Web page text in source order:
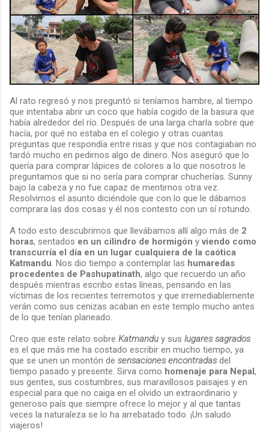
Al rato regresó y nos preguntó si teníamos hambre, al tiempo
que intentaba abrir un coco que había cogido de la basura que
había alrededor del río. Después de una larga charla sobre que
hacía, por qué no estaba en el colegio y otras cuantas
preguntas que respondía entre risas y que nos contagiaban no
tardó mucho en pedirnos algo de dinero. Nos aseguró que lo
quería para comprar lápices de colores a lo que nosotros le
preguntamos que si no sería para comprar chucherías. Sunny
bajo la cabeza y no fue capaz de mentirnos otra vez.
Resolvimos el asunto diciéndole que con lo que le dábamos
comprara las dos cosas y él nos contesto con un sí rotundo.
A todo esto descubrimos que llevábamos allí algo más de 2
horas, sentados en un cilindro de hormigón yviendo como
transcurría el día en un lugar cualquiera de la caótica
Katmandu. Nos dio tiempo a contemplar las humaredas
procedentes de Pashupatinath, algo que recuerdo un año
después mientras escribo estas líneas, pensando en las
víctimas de los recientes terremotos y que irremediablemente
verán como sus cenizas acaban en este templo mucho antes
de lo que tenían planeado.
Creo que este relato sobre Katmandu y sus lugares sagrados
es el que más me ha costado escribir en mucho tiempo, ya
que se unen un montón de sensaciones encontradasdel
tiempo pasado y presente. Sirva como homenaje para Nepal ,
sus gentes, sus costumbres, sus maravillosos paisajes y en
especial para que no caiga en el olvido un extraordinario y
generoso país que siempre ofrece lo mejor y al que tantas
veces la naturaleza se lo ha arrebatado todo. ¡Un saludo
viajeros!